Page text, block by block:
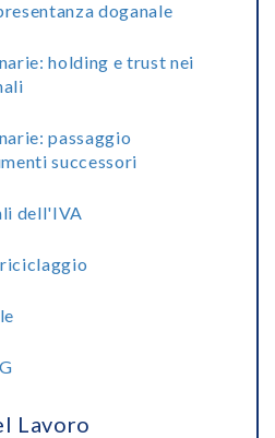
doganale
holding e trust nei
passaggio
successori
dell'IVA
Lavoro